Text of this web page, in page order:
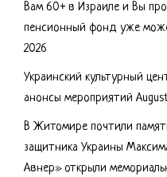
Вам 60+ в Израиле и Вы
пенсионный фонд уже
2026
Украинский культурный
анонсы мероприятий
В Житомире почтили
защитника Украины
Авнер» открыли